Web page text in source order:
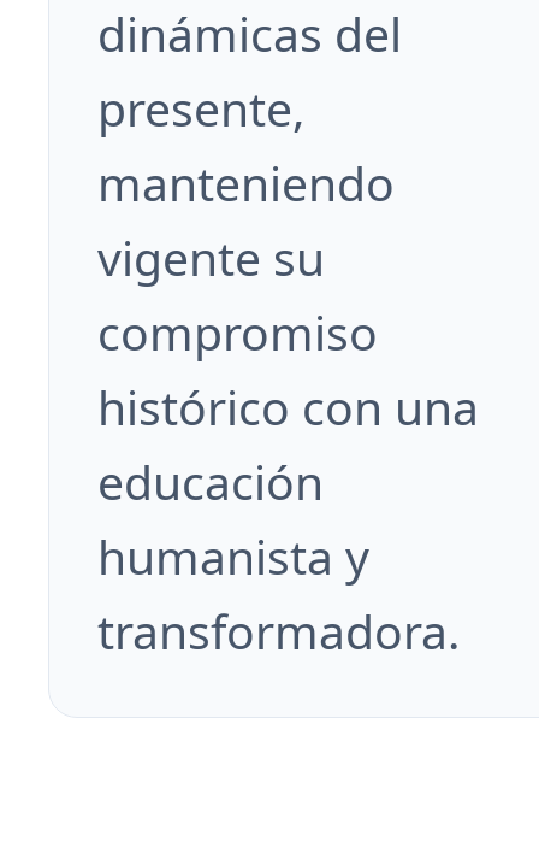
dinámicas del
presente,
manteniendo
vigente su
compromiso
histórico con una
educación
humanista y
transformadora.